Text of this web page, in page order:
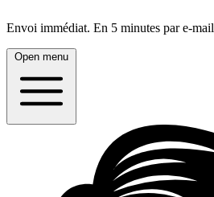
Envoi immédiat. En 5 minutes par e-mail
Open menu